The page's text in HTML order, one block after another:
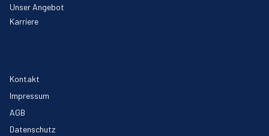
Unser Angebot
Karriere
Kontakt
Impressum
AGB
Datenschutz